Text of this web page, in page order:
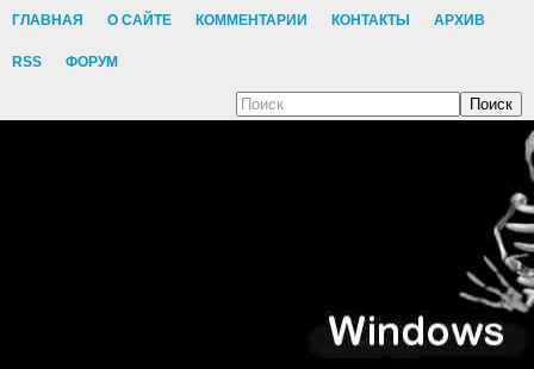
ГЛАВНАЯ О САЙТЕ КОММЕНТАРИИ КОНТАКТЫ АРХИВ
RSS ФОРУМ
Поиск